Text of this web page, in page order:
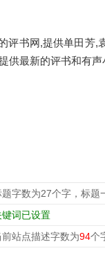
评书网,提供单田芳,
供最新的评书和有
题字数为27个字，标题
键词已设置
前站点描述字数为94个